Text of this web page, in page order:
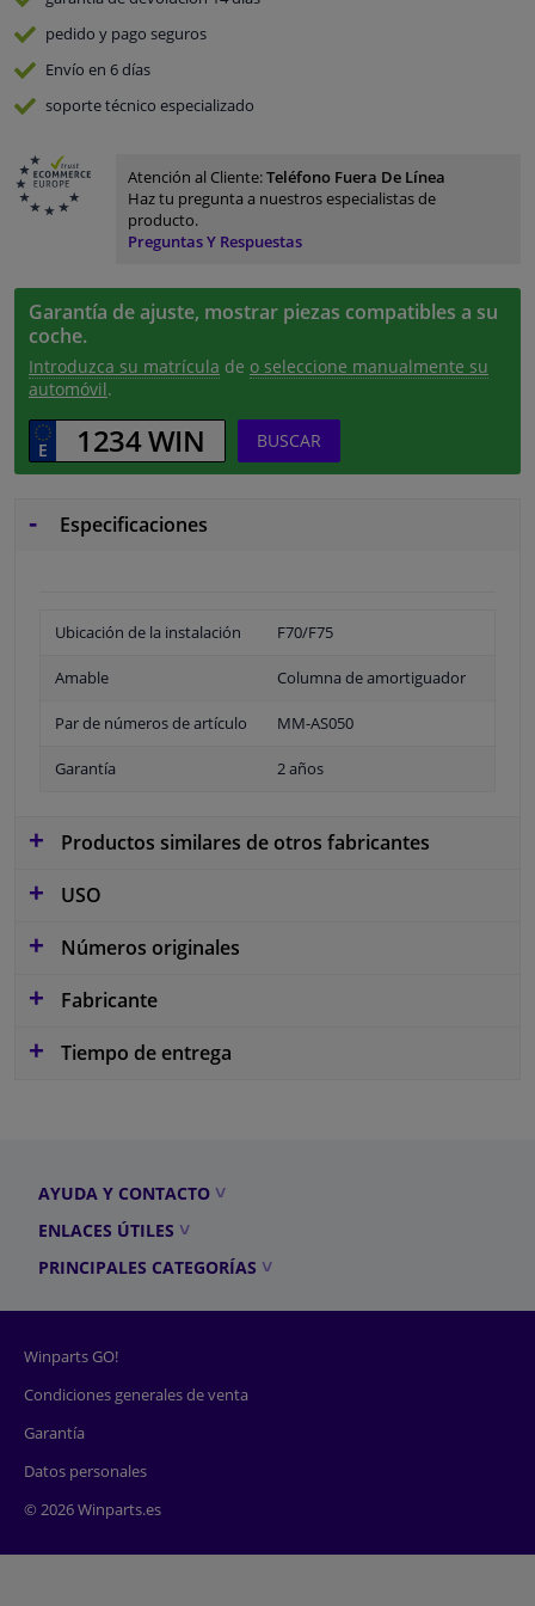
pedido y pago seguros
Envío en 6 días
soporte técnico especializado
Atención al Cliente:Teléfono Fuera De Línea
Haz tu pregunta a nuestros especialistas de
producto.
Preguntas Y Respuestas
Garantía de ajuste, mostrar piezas compatibles a su
coche.
Introduzca su matrícula de o seleccione manualmente su
automóvil.
BUSCAR
Especificaciones
Ubicación de la instalación F70/F75
Amable Columna de amortiguador
Par de números de artículo MM-AS050
Garantía 2 años
Productos similares de otros fabricantes
USO
Números originales
Fabricante
Tiempo de entrega
AYUDA Y CONTACTO
ENLACES ÚTILES
PRINCIPALES CATEGORÍAS
Winparts GO!
Condiciones generales de venta
Garantía
Datos personales
© 2026 Winparts.es